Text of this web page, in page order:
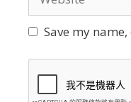
Save my